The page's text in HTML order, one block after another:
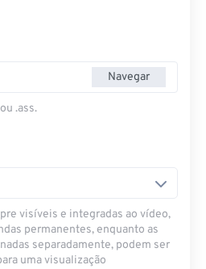
Navegar
.ass.
visíveis e integradas ao vídeo,
permanentes, enquanto as
separadamente, podem ser
uma visualização